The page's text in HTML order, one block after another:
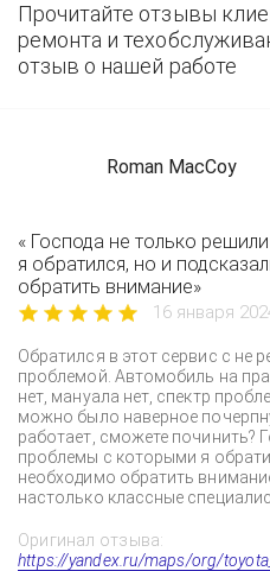
Прочитайте отзывы
ремонта и
отзыв о нашей работе
Roman MacCoy
« Господа не только
я обратился, но и
обратить внимание»
16 января
Обратился в этот сервис с не
проблемой. Автомобиль на
нет, мануала нет, спектр
можно было наверное
работает, сможете починить?
проблемы с которыми я
необходимо обратить
настолько классные
Оригинал отзыва:
https://yandex.ru/maps/org/